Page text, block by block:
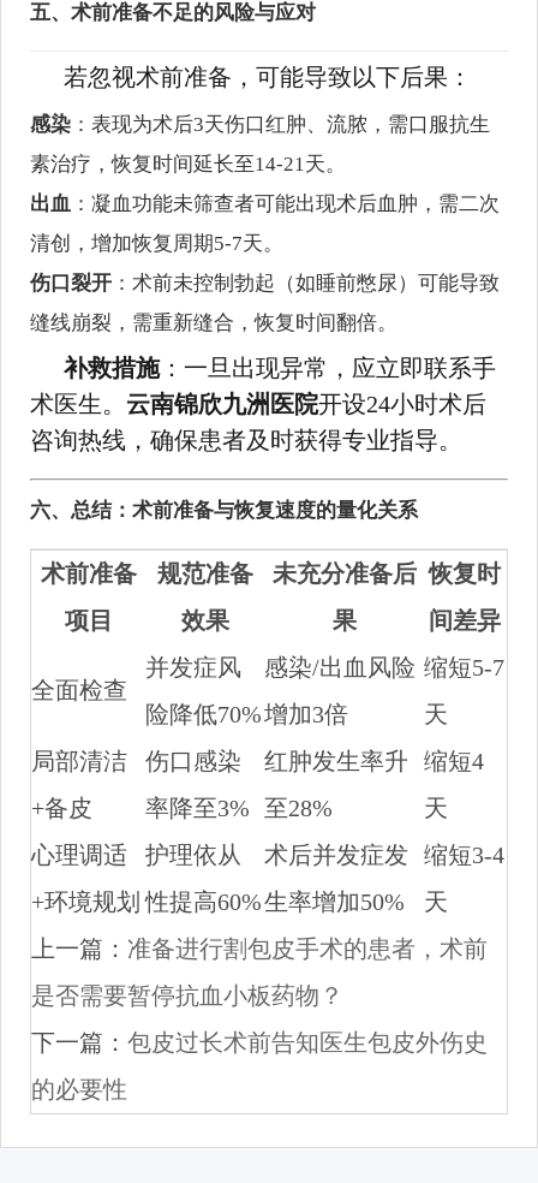
五、术前准备不足的风险与应对
若忽视术前准备，可能导致以下后果：
感染 ：表现为术后3天伤口红肿、流脓，需口服抗生
素治疗，恢复时间延长至14-21天。
出血 ：凝血功能未筛查者可能出现术后血肿，需二次
清创，增加恢复周期5-7天。
伤口裂开 ：术前未控制勃起（如睡前憋尿）可能导致
缝线崩裂，需重新缝合，恢复时间翻倍。
补救措施：一旦出现异常，应立即联系手
术医生。 云南锦欣九洲医院开设24小时术后
咨询热线，确保患者及时获得专业指导。
六、总结：术前准备与恢复速度的量化关系
术前准备
项目
规范准备
效果
未充分准备后
果
恢复时
间差异
全面检查
并发症风
险降低70%
感染/出血风险
增加3倍
缩短5-7
天
局部清洁
+备皮
伤口感染
率降至3%
红肿发生率升
至28%
缩短4
天
心理调适
+环境规划
护理依从
性提高60%
术后并发症发
生率增加50%
缩短3-4
天
上一篇： 准备进行割包皮手术的患者，术前
是否需要暂停抗血小板药物？
下一篇：包皮过长术前告知医生包皮外伤史
的必要性